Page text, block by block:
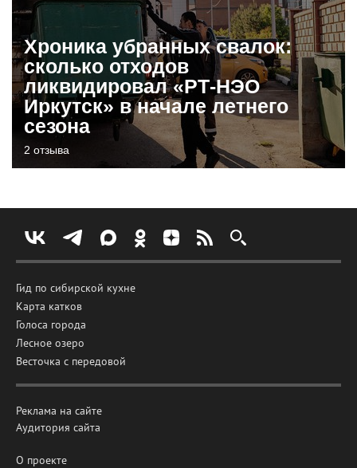
Хроника убранных свалок:
сколько отходов
ликвидировал «РТ-НЭО
Иркутск» в начале летнего
сезона
2 отзыва
Гид по сибирской кухне
Карта катков
Голоса города
Лесное озеро
Весточка с передовой
Реклама на сайте
Аудитория сайта
О проекте